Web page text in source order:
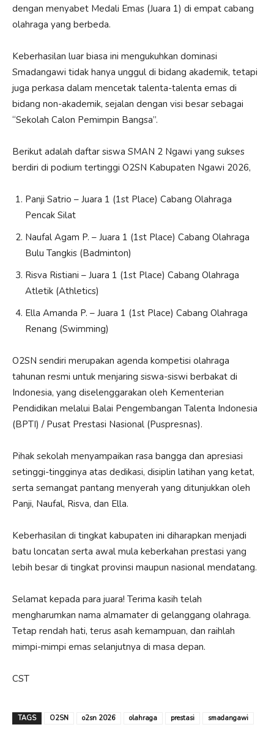
dengan menyabet Medali Emas (Juara 1) di empat cabang
olahraga yang berbeda.
Keberhasilan luar biasa ini mengukuhkan dominasi
Smadangawi tidak hanya unggul di bidang akademik, tetapi
juga perkasa dalam mencetak talenta-talenta emas di
bidang non-akademik, sejalan dengan visi besar sebagai
“Sekolah Calon Pemimpin Bangsa”.
Berikut adalah daftar siswa SMAN 2 Ngawi yang sukses
berdiri di podium tertinggi O2SN Kabupaten Ngawi 2026,
Panji Satrio – Juara 1 (1st Place) Cabang Olahraga
Pencak Silat
Naufal Agam P. – Juara 1 (1st Place) Cabang Olahraga
Bulu Tangkis (Badminton)
Risva Ristiani – Juara 1 (1st Place) Cabang Olahraga
Atletik (Athletics)
Ella Amanda P. – Juara 1 (1st Place) Cabang Olahraga
Renang (Swimming)
O2SN sendiri merupakan agenda kompetisi olahraga
tahunan resmi untuk menjaring siswa-siswi berbakat di
Indonesia, yang diselenggarakan oleh Kementerian
Pendidikan melalui Balai Pengembangan Talenta Indonesia
(BPTI) / Pusat Prestasi Nasional (Puspresnas).
Pihak sekolah menyampaikan rasa bangga dan apresiasi
setinggi-tingginya atas dedikasi, disiplin latihan yang ketat,
serta semangat pantang menyerah yang ditunjukkan oleh
Panji, Naufal, Risva, dan Ella.
Keberhasilan di tingkat kabupaten ini diharapkan menjadi
batu loncatan serta awal mula keberkahan prestasi yang
lebih besar di tingkat provinsi maupun nasional mendatang.
Selamat kepada para juara! Terima kasih telah
mengharumkan nama almamater di gelanggang olahraga.
Tetap rendah hati, terus asah kemampuan, dan raihlah
mimpi-mimpi emas selanjutnya di masa depan.
CST
TAGS O2SN o2sn 2026 olahraga prestasi smadangawi